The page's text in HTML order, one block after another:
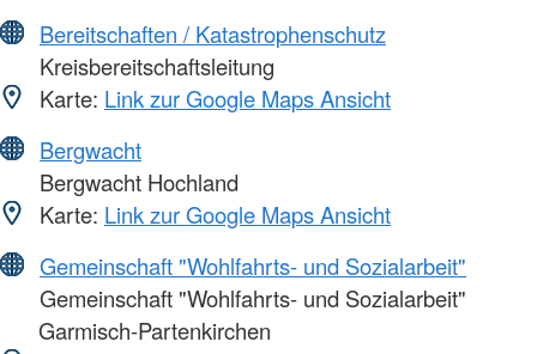
Bereitschaften / Katastrophenschutz
Kreisbereitschaftsleitung
Karte: Link zur Google Maps Ansicht
Bergwacht
Bergwacht Hochland
Karte: Link zur Google Maps Ansicht
Gemeinschaft "Wohlfahrts- und Sozialarbeit"
Gemeinschaft "Wohlfahrts- und Sozialarbeit"
Garmisch-Partenkirchen